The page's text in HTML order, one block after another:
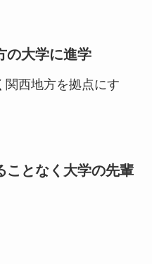
の大学に進学
関西地方を拠点にす
ことなく大学の先輩